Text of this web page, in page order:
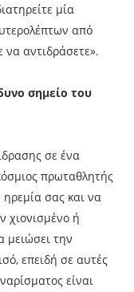
μία
από
αντιδράσετε».
σημείο του
σε ένα
πρωταθλητής
σας και να
χιονισμένο ή
μειώσει την
επειδή σε αυτές
είναι